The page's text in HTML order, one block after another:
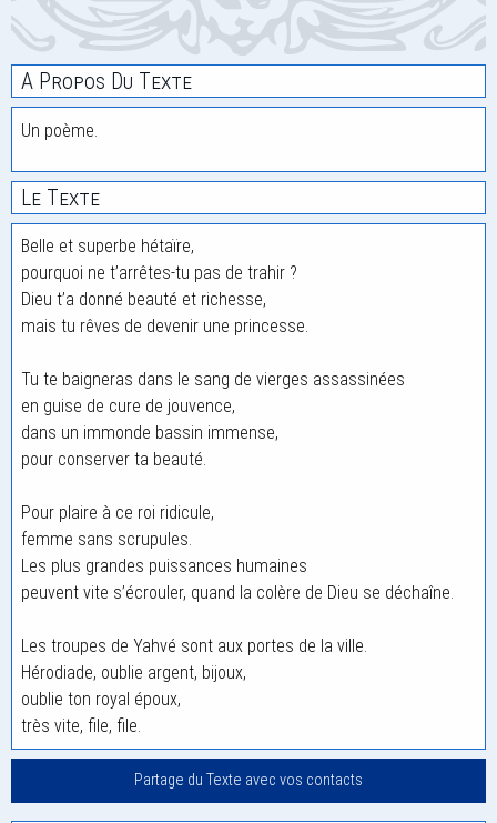
A Propos Du Texte
Un poème.
Le Texte
Belle et superbe hétaïre,
pourquoi ne t’arrêtes-tu pas de trahir ?
Dieu t’a donné beauté et richesse,
mais tu rêves de devenir une princesse.
Tu te baigneras dans le sang de vierges assassinées
en guise de cure de jouvence,
dans un immonde bassin immense,
pour conserver ta beauté.
Pour plaire à ce roi ridicule,
femme sans scrupules.
Les plus grandes puissances humaines
peuvent vite s’écrouler, quand la colère de Dieu se déchaîne.
Les troupes de Yahvé sont aux portes de la ville.
Hérodiade, oublie argent, bijoux,
oublie ton royal époux,
très vite, file, file.
Partage du Texte avec vos contacts